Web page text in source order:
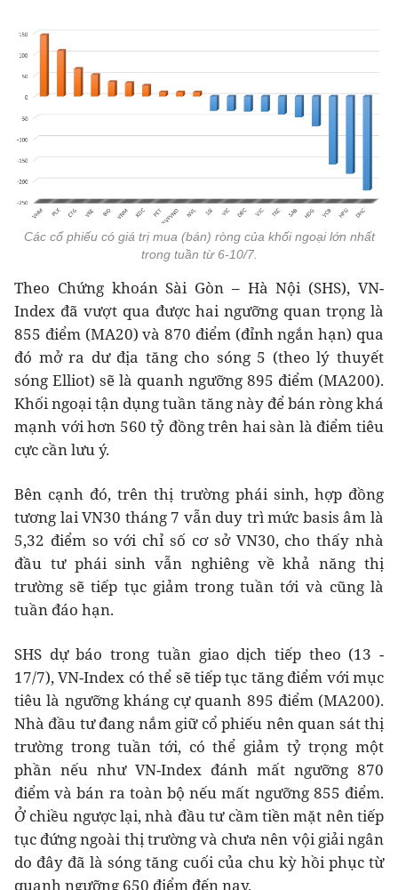
Các cổ phiếu có giá trị mua (bán) ròng của khối ngoại lớn nhất
trong tuần từ 6-10/7.
Theo Chứng khoán Sài Gòn – Hà Nội (SHS), VN-
Index đã vượt qua được hai ngưỡng quan trọng là
855 điểm (MA20) và 870 điểm (đỉnh ngắn hạn) qua
đó mở ra dư địa tăng cho sóng 5 (theo lý thuyết
sóng Elliot) sẽ là quanh ngưỡng 895 điểm (MA200).
Khối ngoại tận dụng tuần tăng này để bán ròng khá
mạnh với hơn 560 tỷ đồng trên hai sàn là điểm tiêu
cực cần lưu ý.
Bên cạnh đó, trên thị trường phái sinh, hợp đồng
tương lai VN30 tháng 7 vẫn duy trì mức basis âm là
5,32 điểm so với chỉ số cơ sở VN30, cho thấy nhà
đầu tư phái sinh vẫn nghiêng về khả năng thị
trường sẽ tiếp tục giảm trong tuần tới và cũng là
tuần đáo hạn.
SHS dự báo trong tuần giao dịch tiếp theo (13 -
17/7), VN-Index có thể sẽ tiếp tục tăng điểm với mục
tiêu là ngưỡng kháng cự quanh 895 điểm (MA200).
Nhà đầu tư đang nắm giữ cổ phiếu nên quan sát thị
trường trong tuần tới, có thể giảm tỷ trọng một
phần nếu như VN-Index đánh mất ngưỡng 870
điểm và bán ra toàn bộ nếu mất ngưỡng 855 điểm.
Ở chiều ngược lại, nhà đầu tư cầm tiền mặt nên tiếp
tục đứng ngoài thị trường và chưa nên vội giải ngân
do đây đã là sóng tăng cuối của chu kỳ hồi phục từ
quanh ngưỡng 650 điểm đến nay.